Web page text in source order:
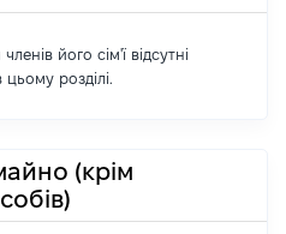
його сім'ї відсутні
розділі.
(крім